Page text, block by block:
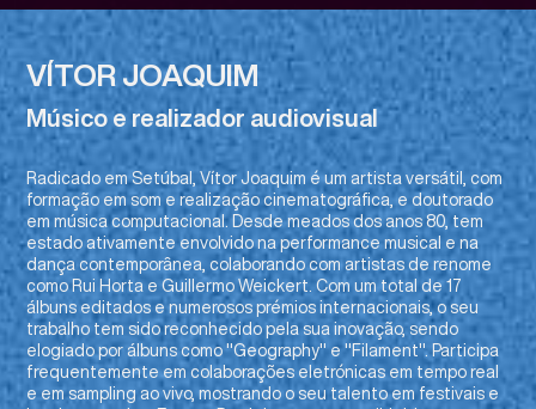
VÍTOR JOAQUIM
Músico e realizador audiovisual
Radicado em Setúbal, Vítor Joaquim é um artista versátil, com
formação em som e realização cinematográfica, e doutorado
em música computacional. Desde meados dos anos 80, tem
estado ativamente envolvido na performance musical e na
dança contemporânea, colaborando com artistas de renome
como Rui Horta e Guillermo Weickert. Com um total de 17
álbuns editados e numerosos prémios internacionais, o seu
trabalho tem sido reconhecido pela sua inovação, sendo
elogiado por álbuns como "Geography" e "Filament". Participa
frequentemente em colaborações eletrónicas em tempo real
e em sampling ao vivo, mostrando o seu talento em festivais e